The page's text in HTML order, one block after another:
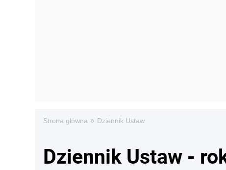
Strona główna » Dziennik Ustaw
Dziennik Ustaw -